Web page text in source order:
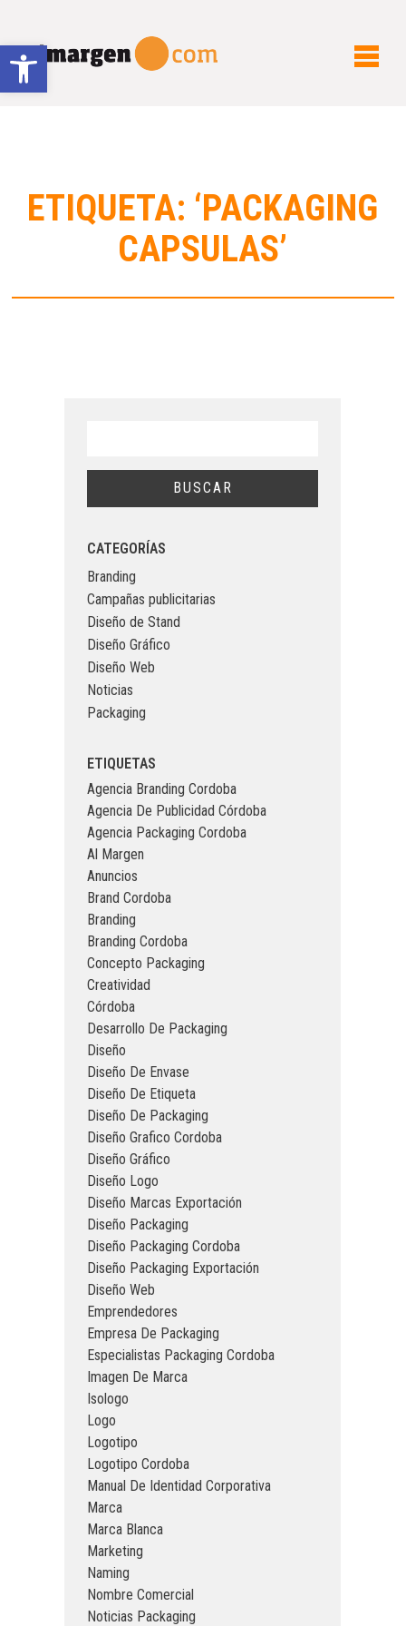
Abrir barra de herramientas
ETIQUETA: ‘PACKAGING
CAPSULAS’
CATEGORÍAS
Branding
Campañas publicitarias
Diseño de Stand
Diseño Gráfico
Diseño Web
Noticias
Packaging
ETIQUETAS
Agencia Branding Cordoba
Agencia De Publicidad Córdoba
Agencia Packaging Cordoba
Al Margen
Anuncios
Brand Cordoba
Branding
Branding Cordoba
Concepto Packaging
Creatividad
Córdoba
Desarrollo De Packaging
Diseño
Diseño De Envase
Diseño De Etiqueta
Diseño De Packaging
Diseño Grafico Cordoba
Diseño Gráfico
Diseño Logo
Diseño Marcas Exportación
Diseño Packaging
Diseño Packaging Cordoba
Diseño Packaging Exportación
Diseño Web
Emprendedores
Empresa De Packaging
Especialistas Packaging Cordoba
Imagen De Marca
Isologo
Logo
Logotipo
Logotipo Cordoba
Manual De Identidad Corporativa
Marca
Marca Blanca
Marketing
Naming
Nombre Comercial
Noticias Packaging